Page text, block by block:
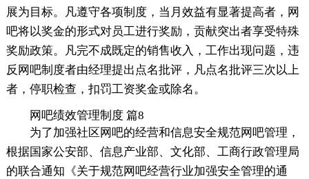
展为目标。凡遵守各项制度，当月效益有显著提高者，网
吧将以奖金的形式对员工进行奖励，贡献突出者享受特殊
奖励政策。凡完不成既定的销售收入，工作出现问题，违
反网吧制度者由经理提出点名批评，凡点名批评三次以上
者，停职检查，扣罚工资奖金或除名。
网吧绩效管理制度 篇8
为了加强社区网吧的经营和信息安全规范网吧管理，
根据国家公安部、信息产业部、文化部、工商行政管理局
的联合通知《关于规范网吧经营行业加强安全管理的通